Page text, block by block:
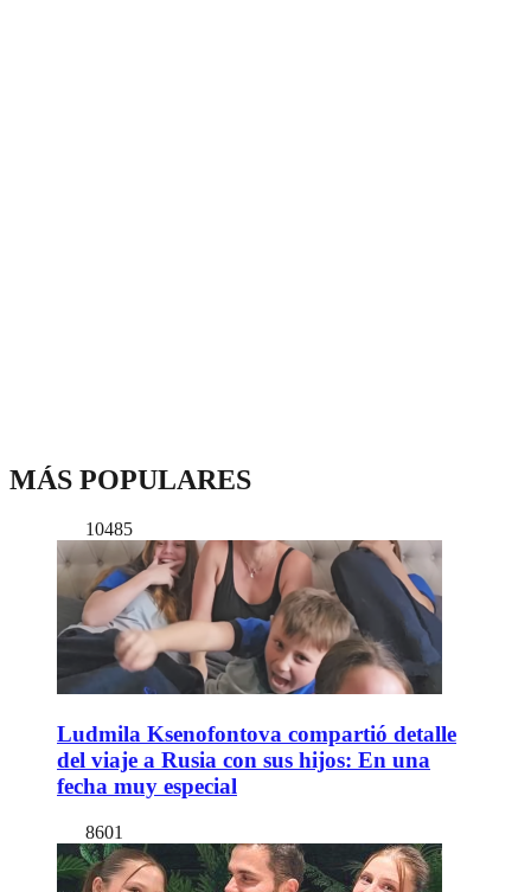
MÁS POPULARES
10485
Ludmila Ksenofontova compartió detalle
del viaje a Rusia con sus hijos: En una
fecha muy especial
8601